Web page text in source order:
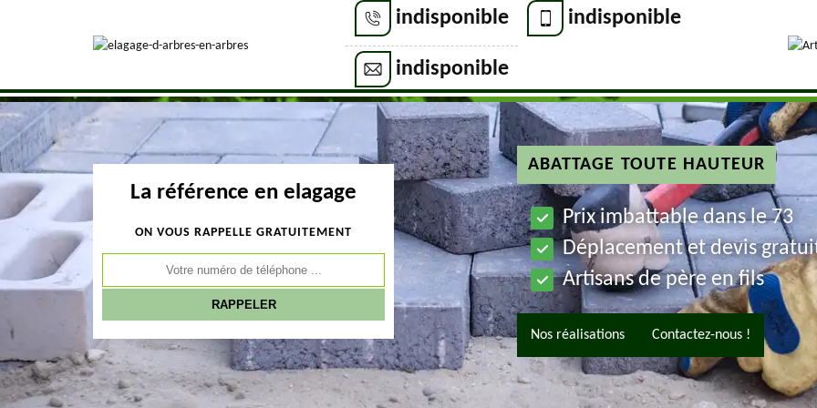
indisponible indisponible
indisponible
La référence en elagage
ON VOUS RAPPELLE GRATUITEMENT
ABATTAGE TOUTE HAUTEUR
Prix imbattable dans le 73
Déplacement et devis
Artisans de père en fils
Nos réalisations Contactez-nous !